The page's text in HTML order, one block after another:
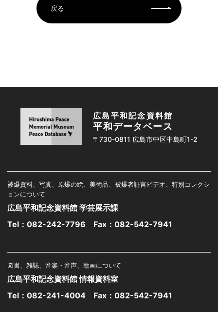
戻る
広島平和記念資料館
平和データベース
〒730-0811 広島市中区中島町1-2
被爆資料、写真、原爆の絵、美術品、被爆者証言ビデオ、特別コレクシ
ョンについて
広島平和記念資料館 学芸展示課
Tel： 082-242-7796 Fax：082-542-7941
図書、雑誌、音楽・音声、動画について
広島平和記念資料館 情報資料室
Tel： 082-241-4004 Fax：082-542-7941